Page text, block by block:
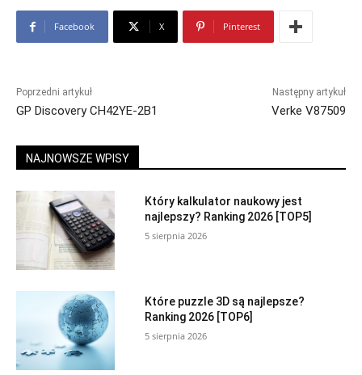
Facebook X Pinterest
Poprzedni artykuł
GP Discovery CH42YE-2B1
Następny artykuł
Verke V87509
NAJNOWSZE WPISY
Który kalkulator naukowy jest
najlepszy? Ranking 2026 [TOP5]
5 sierpnia 2026
Które puzzle 3D są najlepsze?
Ranking 2026 [TOP6]
5 sierpnia 2026